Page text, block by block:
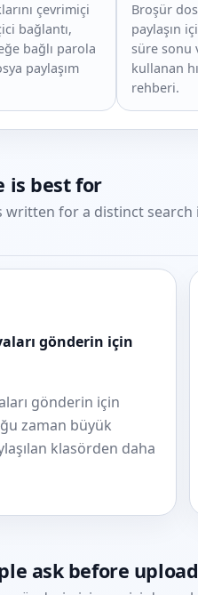
çevrimiçi
bağlantı,
bağlı parola
paylaşım
Broşür
paylaşın
süre sonu
kullanan
rehberi.
is best for
written for a distinct
gönderin için
gönderin için
zaman büyük
klasörden daha
ask before